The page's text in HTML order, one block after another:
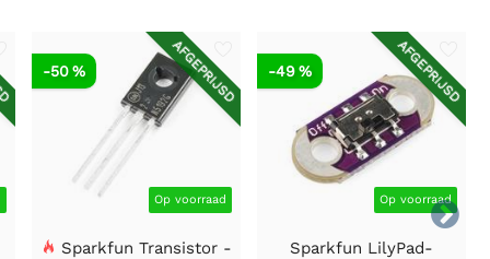

AFGEPRIJSD
Op voorraad
-50 %
Sparkfun Transistor -
AFGEPRIJSD
Op voorraad
-49 %
Sparkfun LilyPad-